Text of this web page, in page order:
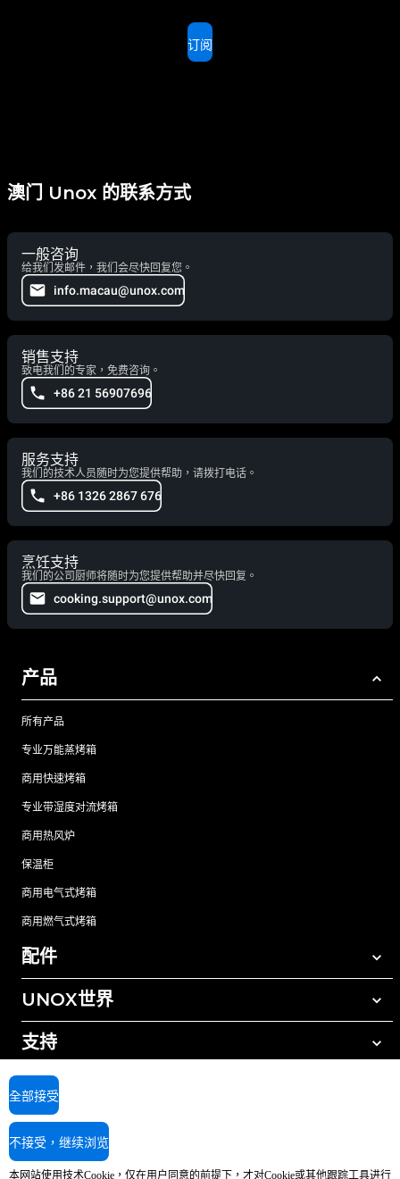
订阅
澳门 Unox 的联系方式
一般咨询
给我们发邮件，我们会尽快回复您。
info.macau@unox.com
销售支持
致电我们的专家，免费咨询。
+86 21 56907696
服务支持
我们的技术人员随时为您提供帮助，请拨打电话。
+86 1326 2867 676
烹饪支持
我们的公司厨师将随时为您提供帮助并尽快回复。
cooking.support@unox.com
产品
所有产品
专业万能蒸烤箱
商用快速烤箱
专业带湿度对流烤箱
商用热风炉
保温柜
商用电气式烤箱
商用燃气式烤箱
配件
所有配件
手动清洗清洁剂
树脂过滤水处理
反渗透水处理
UNOX世界
我们在全球的办事处
支持
UNOX质保
查找经销商
查找服务中心
AI Content Disclaimer
本网站使用技术Cookie，仅在用户同意的前提下，才对Cookie或其他跟踪工具进行
全部接受
不接受，继续浏览